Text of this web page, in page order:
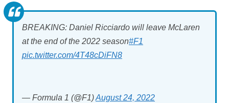
BREAKING: Daniel Ricciardo will leave McLaren
at the end of the 2022 season#F1
pic.twitter.com/4T48cDiFN8
— Formula 1 (@F1)August 24, 2022